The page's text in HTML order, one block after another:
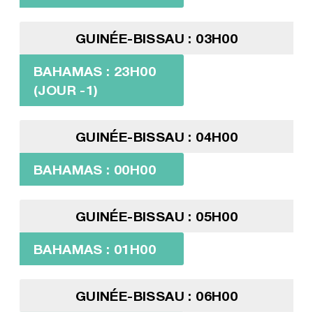
GUINÉE-BISSAU : 03H00
BAHAMAS : 23H00
(JOUR -1)
GUINÉE-BISSAU : 04H00
BAHAMAS : 00H00
GUINÉE-BISSAU : 05H00
BAHAMAS : 01H00
GUINÉE-BISSAU : 06H00